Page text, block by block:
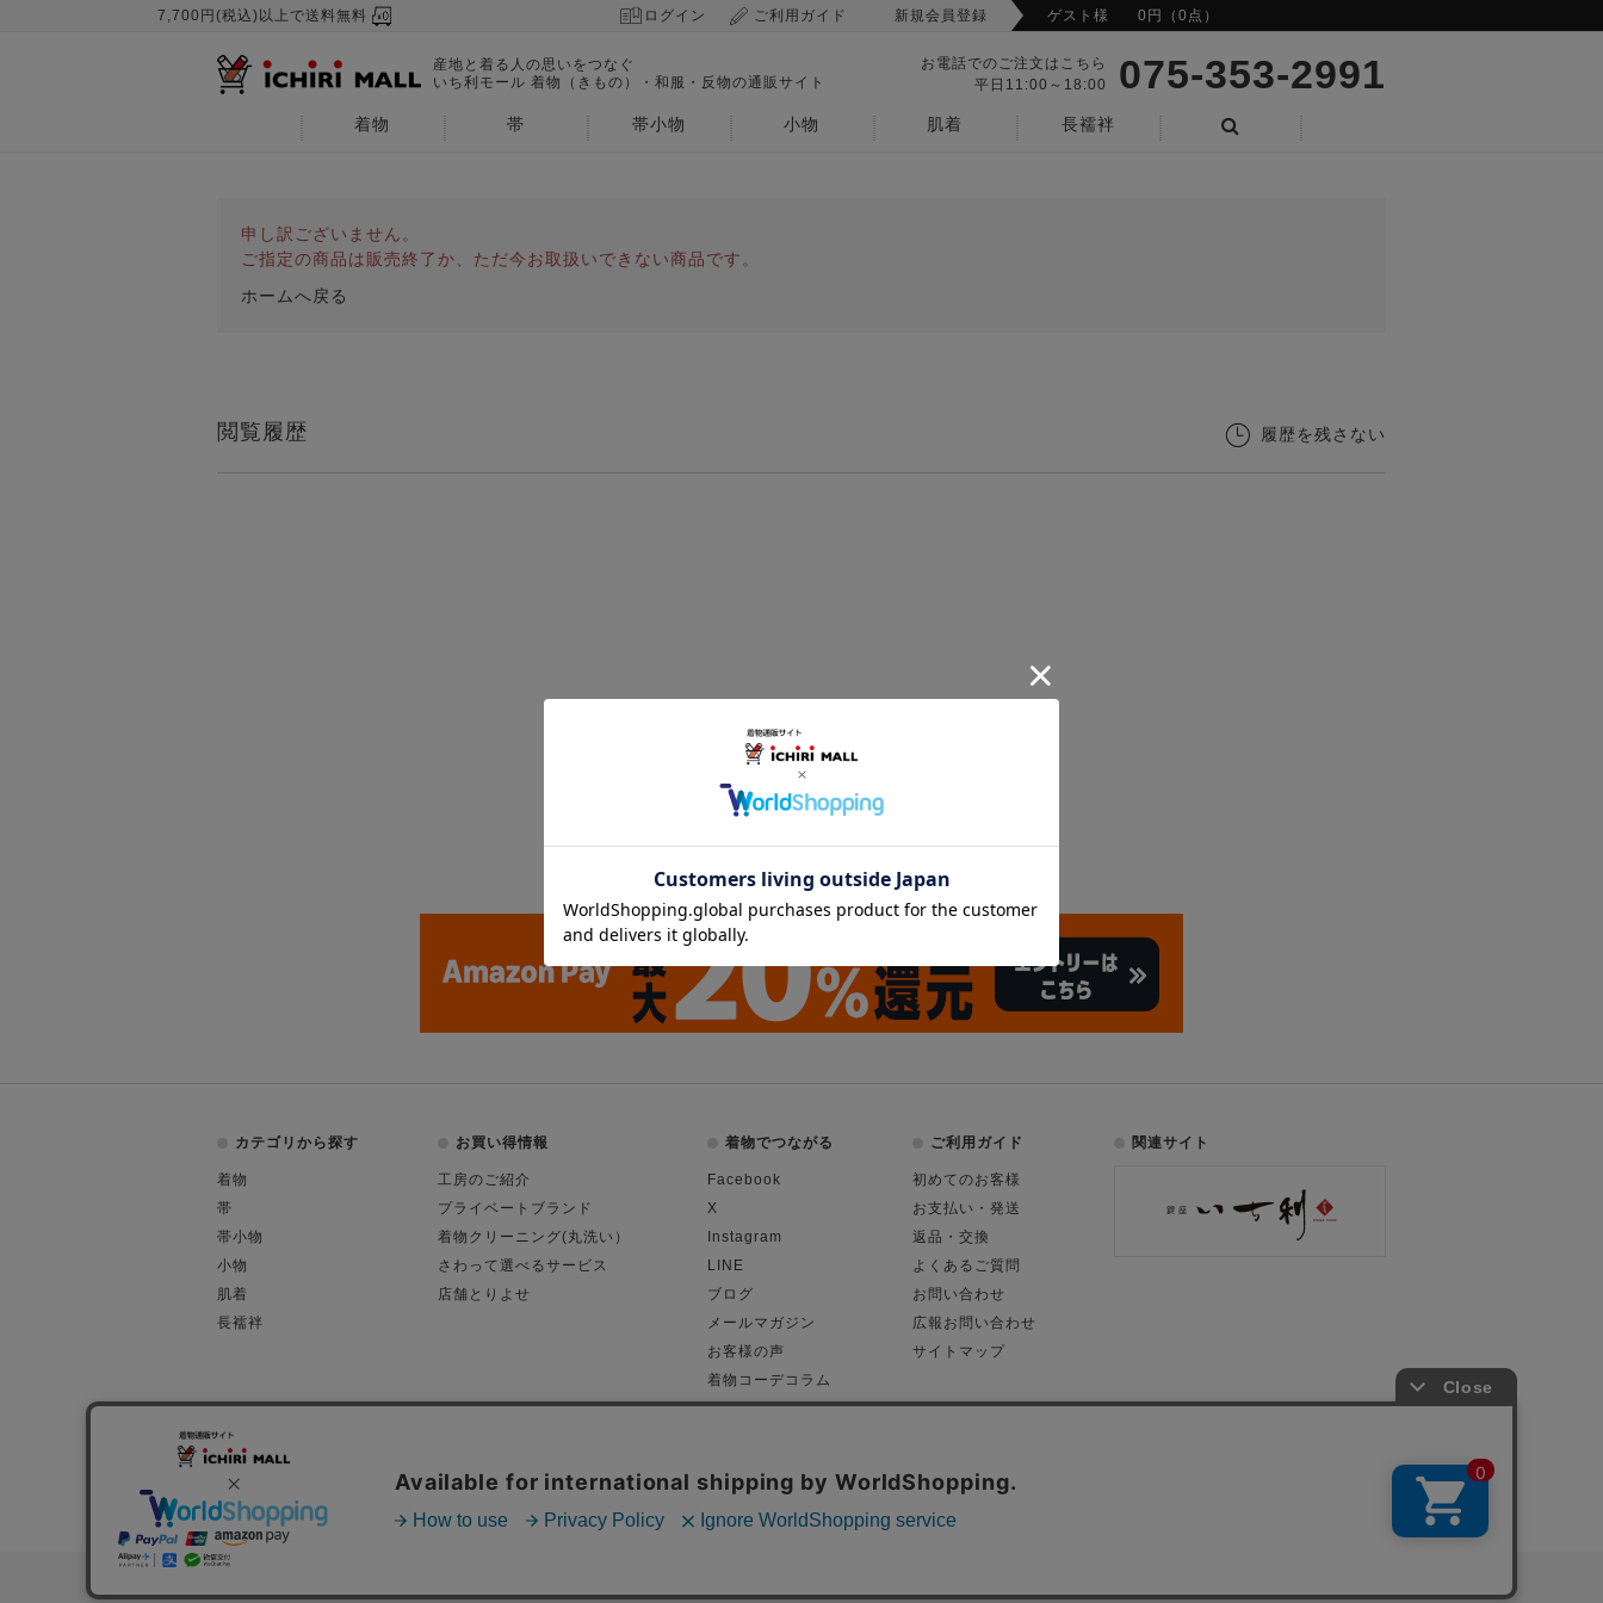
7,700円(税込)以上で送料無料 ログイン ご利用ガイド 新規会員登録 ゲスト様 0円（0点）
産地と着る人の思いをつなぐ
いち利モール 着物（きもの）・和服・反物の通販サイト
お電話でのご注文はこちら
平日11:00～18:00
075-353-2991
着物 帯 帯小物 小物 肌着
長襦袢
申し訳ございません。
ご指定の商品は販売終了か、ただ今お取扱いできない商品です。
ホームへ戻る
閲覧履歴 履歴を残さない
カテゴリから探す
着物
帯
帯小物
小物
肌着
長襦袢
お買い得情報
工房のご紹介
プライベートブランド
着物クリーニング(丸洗い）
さわって選べるサービス
店舗とりよせ
着物でつながる
Facebook
X
Instagram
LINE
ブログ
メールマガジン
お客様の声
着物コーデコラム
ご利用ガイド
初めてのお客様
お支払い・発送
返品・交換
よくあるご質問
お問い合わせ
広報お問い合わせ
サイトマップ
関連サイト